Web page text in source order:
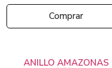
Comprar
ANILLO AMAZONAS